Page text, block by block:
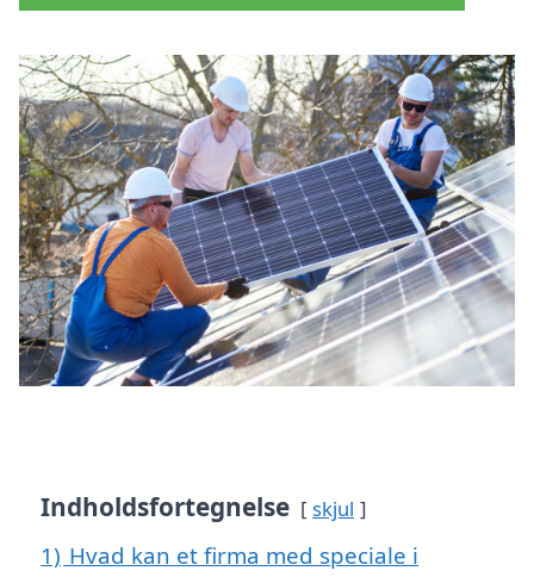
Indholdsfortegnelse skjul
1) Hvad kan et firma med speciale i